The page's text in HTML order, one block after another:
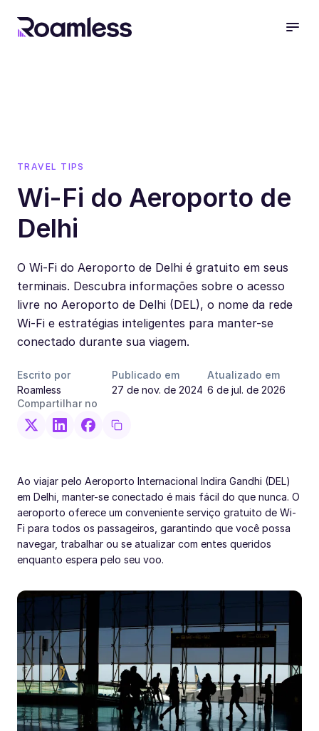
TRAVEL TIPS
Wi-Fi do Aeroporto de
Delhi
O Wi-Fi do Aeroporto de Delhi é gratuito em seus
terminais. Descubra informações sobre o acesso
livre no Aeroporto de Delhi (DEL), o nome da rede
Wi-Fi e estratégias inteligentes para manter-se
conectado durante sua viagem.
Escrito por
Roamless
Publicado em
27 de nov. de 2024
Atualizado em
6 de jul. de 2026
Compartilhar no
Ao viajar pelo Aeroporto Internacional Indira Gandhi (DEL)
em Delhi, manter-se conectado é mais fácil do que nunca. O
aeroporto oferece um conveniente serviço gratuito de Wi-
Fi para todos os passageiros, garantindo que você possa
navegar, trabalhar ou se atualizar com entes queridos
enquanto espera pelo seu voo.